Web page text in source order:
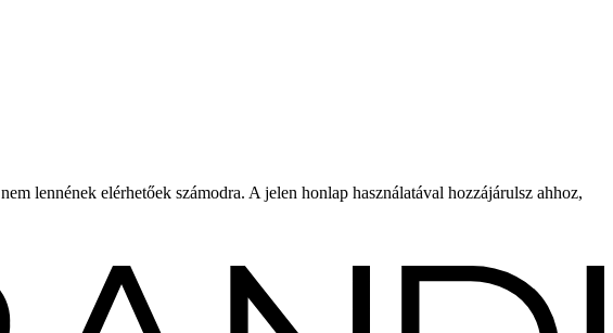
lennének elérhetőek számodra. A jelen honlap használatával hozzájárulsz ahhoz,